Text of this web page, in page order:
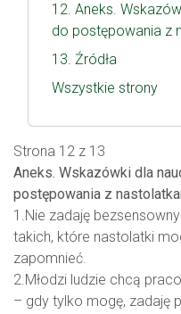
12. Aneks.
do postępowania z
13. Źródła
Wszystkie strony
Strona 12 z 13
Aneks. Wskazówki dla
postępowania z
1.Nie zadaję
takich, które nastolatki
zapomnieć.
2.Młodzi ludzie chcą
– gdy tylko mogę, zadaję